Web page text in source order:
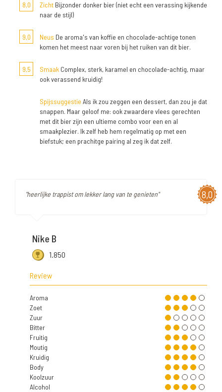
8,0
Zicht Bijzonder donker bier (niet echt een verassing kijkende
naar de stijl)
9,0 Neus De aroma's van koffie en chocolade-achtige tonen
komen het meest naar voren bij het ruiken van dit bier.
9,5 Smaak Complex, sterk, karamel en chocolade-achtig, maar
ook verassend kruidig!
Spijssuggestie Als ik zou zeggen een dessert, dan zou je dat
snappen. Maar geloof me: ook zwaardere vlees gerechten
met dit bier zijn een ultieme combo voor een en al
smaakplezier. Ik zelf heb hem regelmatig op met een
biefstuk; een prachitge pairing al zeg ik dat zelf.
8,0
"heerlijke trappist om lekker lang van te genieten"
Nike B
1.850
Review
Aroma
Zoet
Zuur
Bitter
Fruitig
Moutig
Kruidig
Body
Koolzuur
Alcohol